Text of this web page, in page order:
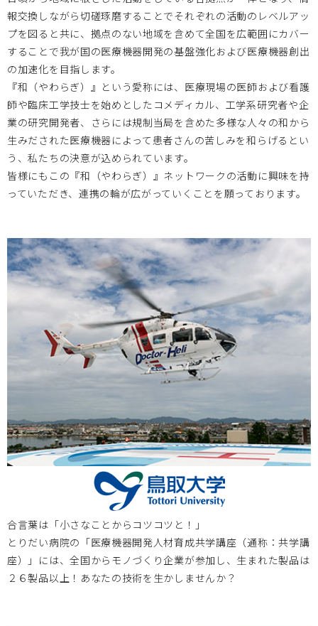
大阪医療センターBi-AMPS 2026.01.06
＜MDF会員以外も参加可能＞1/29医工連携マッチング例会
【次世代医療システム産業化フォーラム2025（MDF）】を
開催します。
岡山大学 2025.11.14
岡山大学
11月27日（木）17時30分～19時
岡山大学病院 第3回次世代医療機器開発人材育成プログラ
ム 医療機器開発コース 申込受付中
大阪医療センターBi-AMPS
2025年11月7日～8日 第79回国立病院総合医学会に、大阪
医療センターBi-AMPSが出展します。開発中の製品等を展
示いたします。鳥取大学の開発中の製品もご紹介します。
岡山大学
2025年度次世代医療機器開発人材育成プログラム 医療機器
開発コース 受講生募集
報交換しながら切磋琢磨することでそれぞれの活動のレベルアッ
プを図ると共に、拠点のない地域を含めて全国を広範囲にカバー
することで我が国の医療機器開発の基盤強化および医療機器創出
の加速化を目指します。
『和（やわらぎ）』という愛称には、医療現場の医師および看護
師や臨床工学技士を始めとしたコメディカル、工学系研究者や企
業の研究開発者、さらには規制当局を含めた多様な人々の和から
生みだされた医療機器によって患者さんの苦しみを和らげるとい
う、私たちの決意が込められています。
皆様にもこの『和（やわらぎ）』ネットワークの活動に興味を持
っていただき、連携の輪が広がっていくことを願っております。
合言葉は「小さなことからコツコツと！」
とりだい病院の「医療機器開発人材育成共学講座（通称：共学講
座）」には、全国からモノづくり企業が参加し、生まれた製品は
２６製品以上！あなたの技術を生かしませんか？